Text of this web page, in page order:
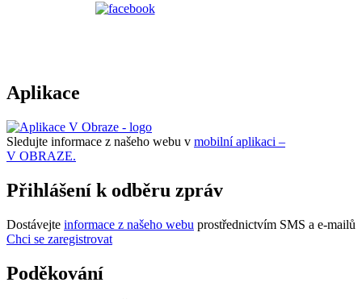
Aplikace
Sledujte informace z našeho webu v mobilní aplikaci –
V OBRAZE.
Přihlášení k odběru zpráv
Dostávejte informace z našeho webu prostřednictvím SMS a e-mailů
Chci se zaregistrovat
Poděkování